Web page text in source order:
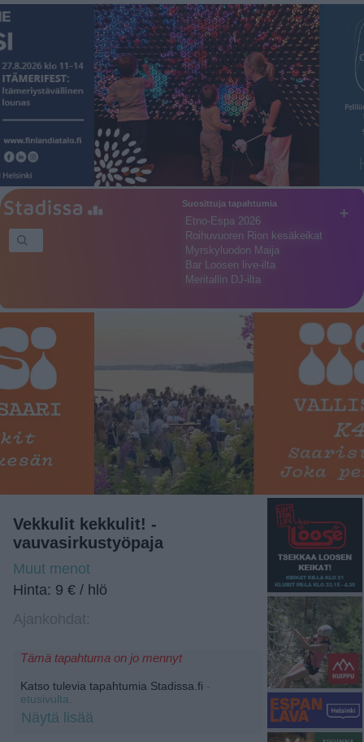
+
Suosittuja tapahtumia
Etno-Espa 2026
Roihuvuoren Rion kesäkeikat
Myrskyluodon Maija
Bar Loosen live-ilta
Meritallin DJ-ilta
Vekkulit kekkulit! -
vauvasirkustyöpaja
Muut menot
Hinta: 9 € / hlö
Tämä tapahtuma on jo mennyt
Katso tulevia tapahtumia Stadissa.fi -
etusivulta.
Näytä lisää